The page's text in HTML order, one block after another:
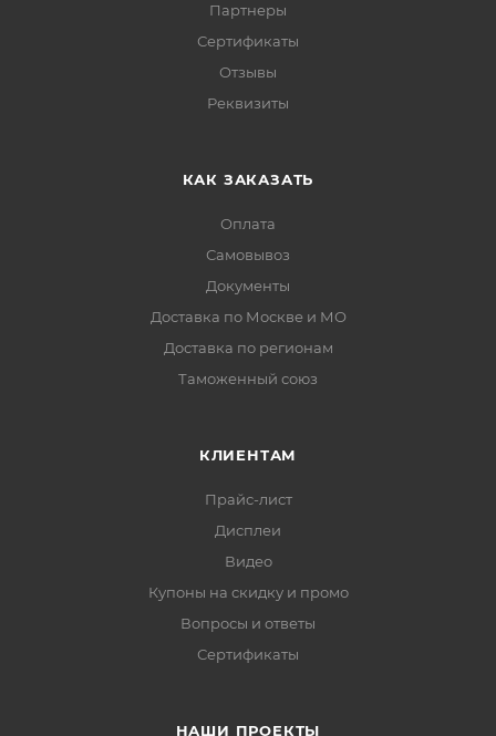
Партнеры
Сертификаты
Отзывы
Реквизиты
КАК ЗАКАЗАТЬ
Оплата
Самовывоз
Документы
Доставка по Москве и МО
Доставка по регионам
Таможенный союз
КЛИЕНТАМ
Прайс-лист
Дисплеи
Видео
Купоны на скидку и промо
Вопросы и ответы
Сертификаты
НАШИ ПРОЕКТЫ